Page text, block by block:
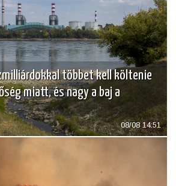
többet kell költenie
miatt, és nagy a baj a
08/08 14:51